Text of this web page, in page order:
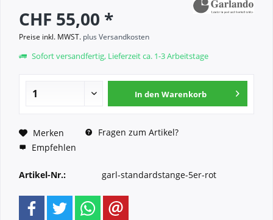
CHF 55,00 *
Preise inkl. MWST. plus Versandkosten
Sofort versandfertig, Lieferzeit ca. 1-3 Arbeitstage
In den Warenkorb
Merken
Fragen zum Artikel?
Empfehlen
Artikel-Nr.: garl-standardstange-5er-rot